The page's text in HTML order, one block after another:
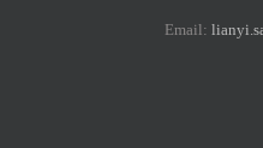
Email: